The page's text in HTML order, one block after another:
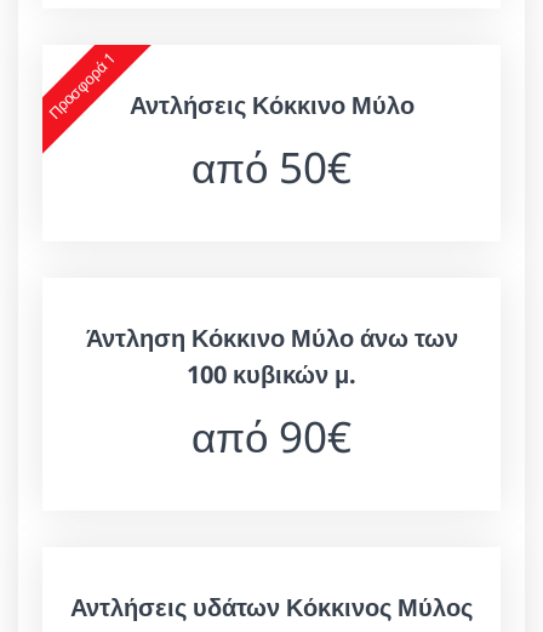
Προσφορά 1 Αντλήσεις Κόκκινο Μύλο
από 50€
Άντληση Κόκκινο Μύλο άνω των
100 κυβικών μ.
από 90€
Αντλήσεις υδάτων Κόκκινος Μύλος